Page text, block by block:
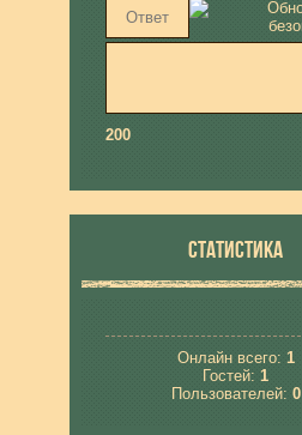
200
СТАТИСТИКА
Онлайн всего: 1
Гостей:1
Пользователей: 0